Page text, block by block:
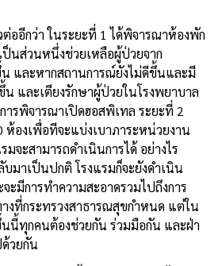
ออีกว่า ในระยะที่ 1 ได้พิจารณาห้องพัก
ป็นส่วนหนึ่งช่วยเหลือผู้ป่วยจาก
และหากสถานการณ์ยังไม่ดีขึ้นและมี
และเตียงรักษาผู้ป่วยในโรงพยาบาล
ารพิจารณาเปิดฮอสพิเทล ระยะที่ 2
ห้องเพื่อทีจะแบ่งเบาภาระหน่วยงาน
มจะสามารถดำเนินการได้ อย่างไร
มาเป็นปกติ โรงแรมก็จะยังดำเนิน
ะมีการทำความสะอาดรวมไปถึงการ
งที่กระทรวงสาธารณสุขกำหนด แต่ใน
นี้ทุกคนต้องช่วยกัน ร่วมมือกัน และฝ่า
วยกัน